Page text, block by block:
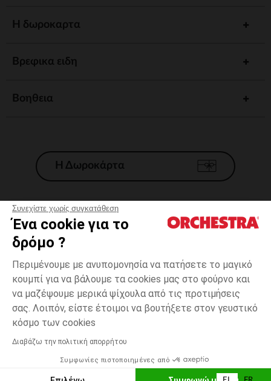
Συνεχίστε χωρίς συγκατάθεση
Ένα cookie για το
δρόμο ?
Περιμένουμε με ανυπομονησία να πατήσετε το μαγικό
κουμπί για να βάλουμε τα cookies μας στο φούρνο και
να μαζέψουμε μερικά ψίχουλα από τις προτιμήσεις
σας. Λοιπόν, είστε έτοιμοι να βουτήξετε στον γευστικό
κόσμο των cookies
Διαβάζω την πολιτική απορρήτου
Συμφωνίες πιστοποιημένες από
Μπλε 24
Δυνατότητα πληρωμής με
ΠΡΟΣΘΉΚΗ ΣΤΟ ΚΑΛΆΘΙ
Η δωροκαρτα
Βρεφικα ειδη
Βοηθεια
Η Δωροκάρτα
Γενικοί 'Οροι Πώλησης
*Εμπορικες προσφορες
Προσωπικά δεδομένα
Διαχείρηση των cookies
Προσβασιμότητα: μη συμμορφούμενη
H Orchestra συμμετέχει στον κωδικά δεοντολογίας και στο σύστημα
μεσολάβησης της Γαλλικής Ομοσπονδίας Ηλεκτρονικού Εμπορίου.